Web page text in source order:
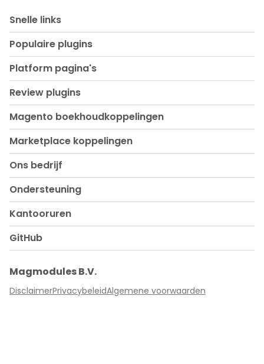
Snelle links
Populaire plugins
Platform pagina's
Review plugins
Magento boekhoudkoppelingen
Marketplace koppelingen
Ons bedrijf
Ondersteuning
Kantooruren
GitHub
Magmodules B.V.
DisclaimerPrivacybeleidAlgemene voorwaarden